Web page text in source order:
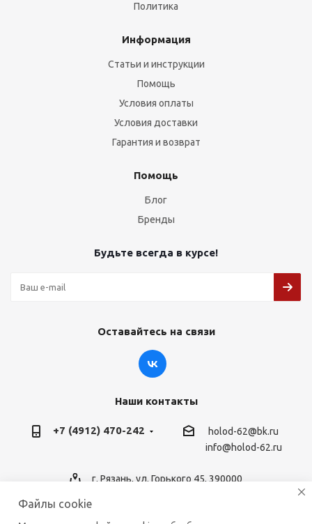
Политика
Информация
Статьи и инструкции
Помощь
Условия оплаты
Условия доставки
Гарантия и возврат
Помощь
Блог
Бренды
Будьте всегда в курсе!
Оставайтесь на связи
Наши контакты
+7 (4912) 470-242
holod-62@bk.ru
info@holod-62.ru
г. Рязань, ул. Горького 45, 390000
Файлы cookie